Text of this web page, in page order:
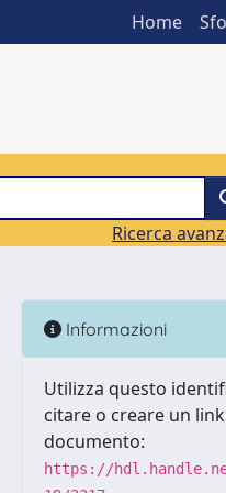
Home
Ricerca
Informazioni
Utilizza questo
citare o creare un
documento:
https://